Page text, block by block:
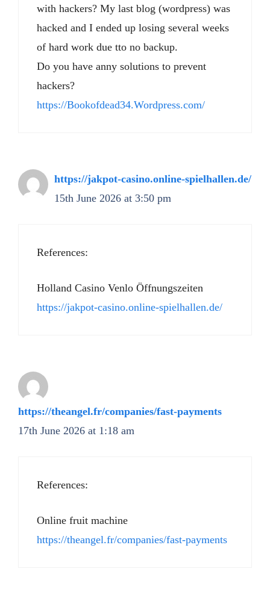
with hackers? My last blog (wordpress) was
hacked and I ended up losing several weeks
of hard work due tto no backup.
Do you have anny solutions to prevent
hackers?
https://Bookofdead34.Wordpress.com/
https://jakpot-casino.online-spielhallen.de/
15th June 2026 at 3:50 pm
References:
Holland Casino Venlo Öffnungszeiten
https://jakpot-casino.online-spielhallen.de/
https://theangel.fr/companies/fast-payments
17th June 2026 at 1:18 am
References:
Online fruit machine
https://theangel.fr/companies/fast-payments